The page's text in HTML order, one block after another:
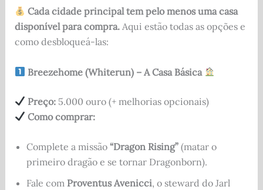
Cada cidade principal tem pelo menos uma casa
disponível para compra.Aqui estão todas as opções e
como desbloqueá-las:
Breezehome (Whiterun) – A Casa Básica
Preço:5.000 ouro (+ melhorias opcionais)
Como comprar:
Complete a missão “Dragon Rising”(matar o
primeiro dragão e se tornar Dragonborn).
Fale com Proventus Avenicci, o steward do Jarl